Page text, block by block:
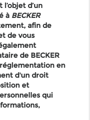
d’un
àBECKER
afin de
de vous
de BECKER
en
d'un droit
et
qui